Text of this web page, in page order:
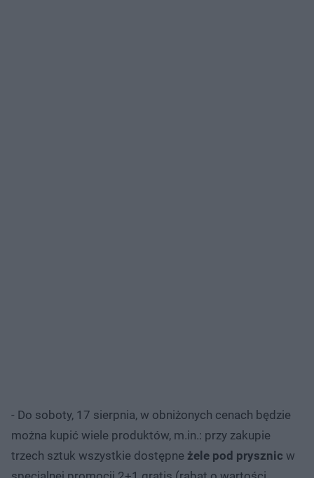
- Do soboty, 17 sierpnia, w obniżonych cenach będzie
można kupić wiele produktów, m.in.: przy zakupie
trzech sztuk wszystkie dostępne żele pod prysznic w